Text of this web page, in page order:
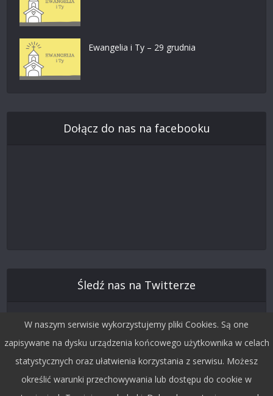
Ewangelia i Ty – 29 grudnia
Dołącz do nas na facebooku
Śledź nas na Twitterze
W naszym serwisie wykorzystujemy pliki Cookies. Są one
zapisywane na dysku urządzenia końcowego użytkownika w celach
statystycznych oraz ułatwienia korzystania z serwisu. Możesz
określić warunki przechowywania lub dostępu do cookie w